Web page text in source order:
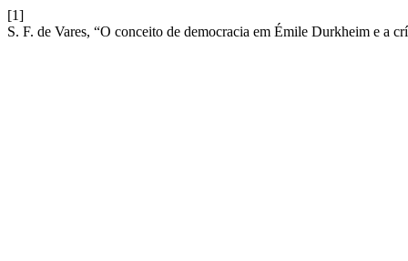
[1]
S. F. de Vares, “O conceito de democracia em Émile Durkheim e a